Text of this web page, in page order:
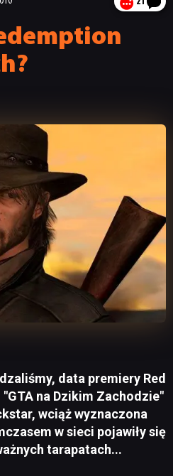
data premiery Red
na Dzikim Zachodzie"
wciąż wyznaczona
w sieci pojawiły się
tarapatach...